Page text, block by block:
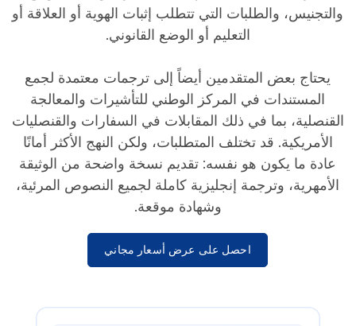
والتجنيس، والطلبات التي تتطلب إثبات الهوية أو العلاقة أو
التعليم أو الوضع القانوني.
يحتاج بعض المتقدمين أيضاً إلى ترجمات معتمدة لجمع
المستندات في المركز الوطني للتأشيرات والمعالجة
القنصلية، بما في ذلك المقابلات في السفارات والقنصليات
الأمريكية. قد تختلف المتطلبات، ولكن النهج الأكثر أمانًا
عادة ما يكون هو نفسه: تقديم نسخة واضحة من الوثيقة
الأمهرية، وترجمة إنجليزية كاملة لجميع النصوص المرئية،
وشهادة موقعة.
احصل على عرض أسعار مجاني